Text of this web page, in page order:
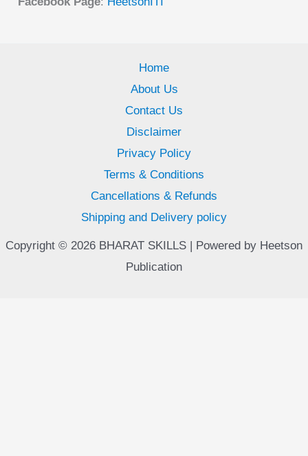
Home
About Us
Contact Us
Disclaimer
Privacy Policy
Terms & Conditions
Cancellations & Refunds
Shipping and Delivery policy
Copyright © 2026 BHARAT SKILLS | Powered by Heetson
Publication